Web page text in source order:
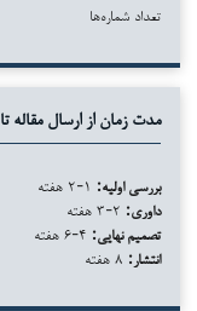
تعداد شماره‌ها
مدت زمان از ارسال مقاله تا
بررسی اولیه:
داوری:
تصمیم نهایی:
انتشار: